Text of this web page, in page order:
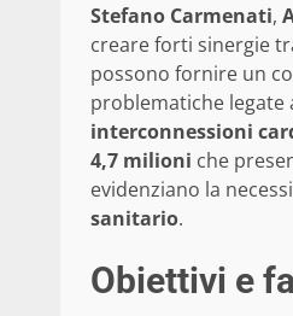
Stefano Carmenati,
creare forti sinergie
possono fornire un
problematiche legate
interconnessioni
4,7 milioni che
evidenziano la
sanitario.
Obiettivi e